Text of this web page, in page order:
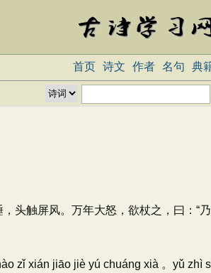
首页 诗文 作者 名句 典
头触屏风。万年大怒，欲杖之，曰：“
zǐ xián jiāo jiè yú chuáng xià 。yǔ